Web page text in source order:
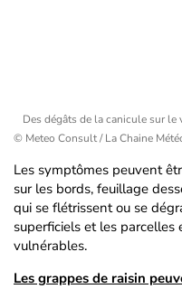
Des dégâts de la canicule sur le
© Meteo Consult / La Chaine
Les symptômes peuvent
sur les bords, feuillage
qui se flétrissent ou se
superficiels et les
vulnérables.
Les grappes de raisin